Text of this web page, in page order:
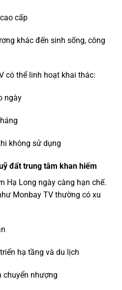
cấp
khác đến sinh sống, công
có thể linh hoạt khai thác:
ngày
không sử dụng
đất trung tâm khan hiếm
Hạ Long ngày càng hạn chế.
Monbay TV thường có xu
hạ tầng và du lịch
chuyển nhượng